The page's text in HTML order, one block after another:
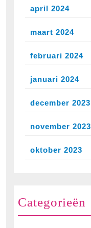
april 2024
maart 2024
februari 2024
januari 2024
december 2023
november 2023
oktober 2023
Categorieën